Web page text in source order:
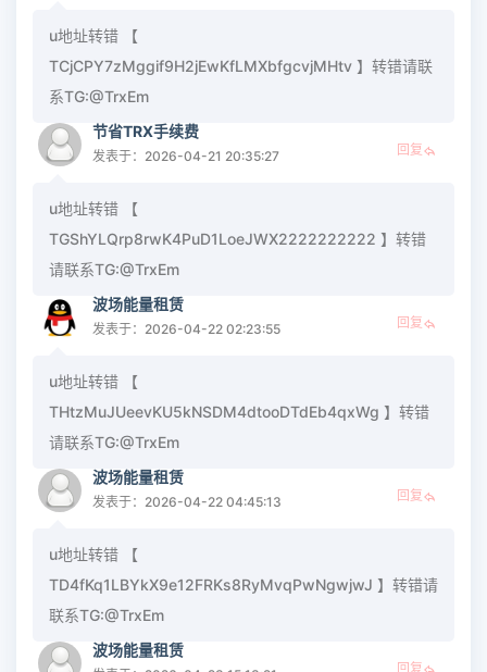
u地址转错 【
TCjCPY7zMggif9H2jEwKfLMXbfgcvjMHtv 】转错请联
系TG:@TrxEm
节省TRX手续费
发表于：2026-04-21 20:35:27 回复
u地址转错 【
TGShYLQrp8rwK4PuD1LoeJWX2222222222 】转错
请联系TG:@TrxEm
波场能量租赁
发表于：2026-04-22 02:23:55 回复
u地址转错 【
THtzMuJUeevKU5kNSDM4dtooDTdEb4qxWg 】转错
请联系TG:@TrxEm
波场能量租赁
发表于：2026-04-22 04:45:13 回复
u地址转错 【
TD4fKq1LBYkX9e12FRKs8RyMvqPwNgwjwJ 】转错请
联系TG:@TrxEm
波场能量租赁
回复